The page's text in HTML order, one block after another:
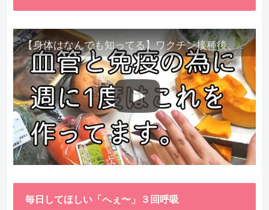
【身体はなんでも知ってる】ワクチン接種後、異常に食べたくなった野菜が細胞回復に貢献してくれました。
毎日してほしい「へぇ〜」３回呼吸